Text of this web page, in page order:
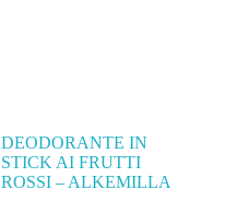
DEODORANTE IN
STICK AI FRUTTI
ROSSI – ALKEMILLA